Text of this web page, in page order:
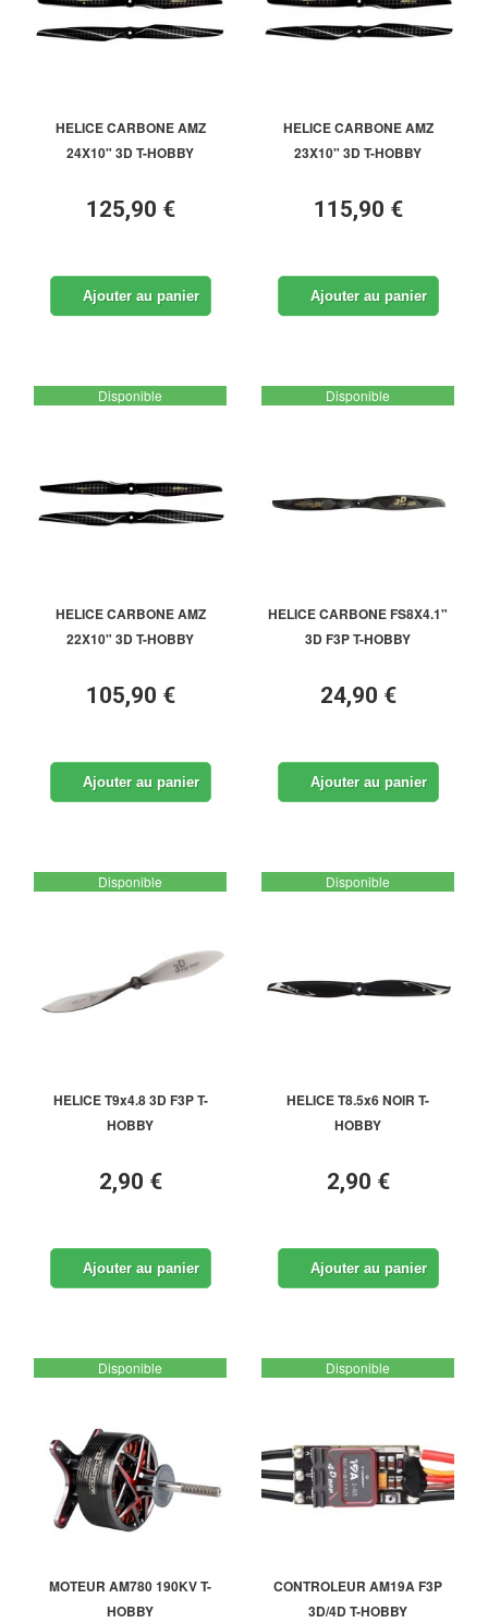
HELICE CARBONE AMZ
24X10" 3D T-HOBBY
125,90 €
Ajouter au panier
HELICE CARBONE AMZ
23X10" 3D T-HOBBY
115,90 €
Ajouter au panier
Disponible
HELICE CARBONE AMZ
22X10" 3D T-HOBBY
105,90 €
Ajouter au panier
Disponible
HELICE CARBONE FS8X4.1"
3D F3P T-HOBBY
24,90 €
Ajouter au panier
Disponible
HELICE T9x4.8 3D F3P T-
HOBBY
2,90 €
Ajouter au panier
Disponible
HELICE T8.5x6 NOIR T-
HOBBY
2,90 €
Ajouter au panier
Disponible
MOTEUR AM780 190KV T-
HOBBY
Disponible
CONTROLEUR AM19A F3P
3D/4D T-HOBBY